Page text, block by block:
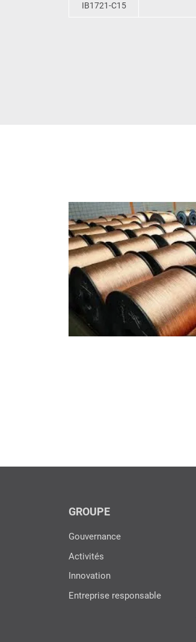
IB1721-C15
GROUPE
Gouvernance
Activités
Innovation
Entreprise responsable